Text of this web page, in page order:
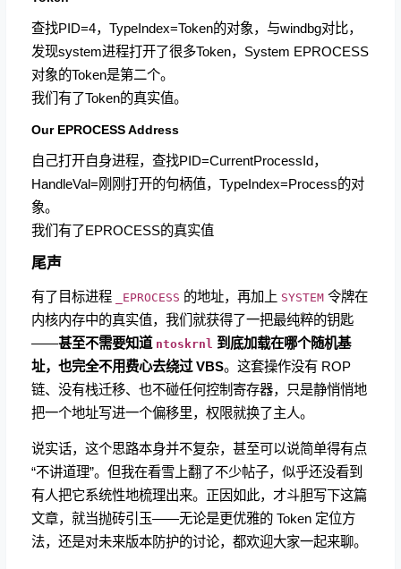
查找PID=4，TypeIndex=Token的对象，与windbg对比，
发现system进程打开了很多Token，System EPROCESS
对象的Token是第二个。
我们有了Token的真实值。
Our EPROCESS Address
自己打开自身进程，查找PID=CurrentProcessId，
HandleVal=刚刚打开的句柄值，TypeIndex=Process的对
象。
我们有了EPROCESS的真实值
尾声
有了目标进程 _EPROCESS 的地址，再加上 SYSTEM 令牌在
内核内存中的真实值，我们就获得了一把最纯粹的钥匙
——甚至不需要知道 ntoskrnl 到底加载在哪个随机基
址，也完全不用费心去绕过 VBS。这套操作没有 ROP
链、没有栈迁移、也不碰任何控制寄存器，只是静悄悄地
把一个地址写进一个偏移里，权限就换了主人。
说实话，这个思路本身并不复杂，甚至可以说简单得有点
“不讲道理”。但我在看雪上翻了不少帖子，似乎还没看到
有人把它系统性地梳理出来。正因如此，才斗胆写下这篇
文章，就当抛砖引玉——无论是更优雅的 Token 定位方
法，还是对未来版本防护的讨论，都欢迎大家一起来聊。